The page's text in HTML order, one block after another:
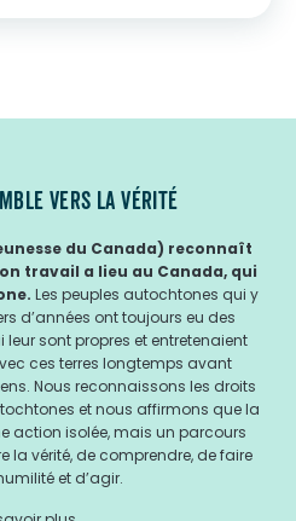
VERS LA VÉRITÉ
du Canada) reconnaît
travail a lieu au Canada, qui
Les peuples autochtones qui y
d’années ont toujours eu des
sont propres et entretenaient
ces terres longtemps avant
Nous reconnaissons les droits
et nous affirmons que la
action isolée, mais un parcours
la vérité, de comprendre, de faire
et d’agir.